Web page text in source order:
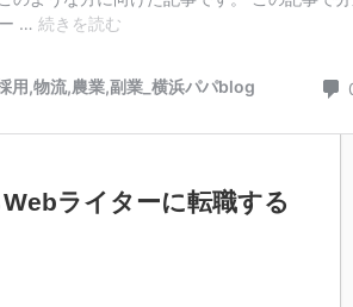
ライターに転職する